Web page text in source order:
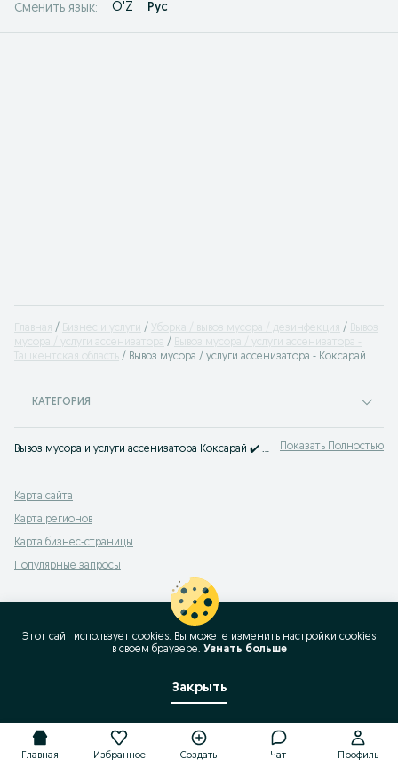
Сменить язык: O'Z Рус
Главная Бизнес и услуги Уборка / вывоз мусора / дезинфекция
Вывоз
мусора / услуги ассенизатора
Вывоз мусора / услуги ассенизатора -
Ташкентская область
Вывоз мусора / услуги ассенизатора - Коксарай
КАТЕГОРИЯ
Вывоз мусора и услуги ассенизатора Коксарай ✔️ Большой выбор компаний, доступные цены ☝ Заказать машину для вывоза мусора недорого на OLX.uz! Показать Полностью
Карта сайта
Карта регионов
Карта бизнес-страницы
Популярные запросы
Главная Избранное Создать Чат Профиль
Этот сайт использует cookies. Вы можете изменить настройки cookies
в своeм браузере. Узнать больше
Закрыть